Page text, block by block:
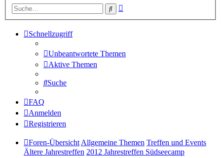
Suche
Schnellzugriff
Unbeantwortete Themen
Aktive Themen
Suche
FAQ
Anmelden
Registrieren
Foren-ÜbersichtAllgemeine Themen Treffen und Events
Ältere Jahrestreffen 2012 Jahrestreffen Südseecamp